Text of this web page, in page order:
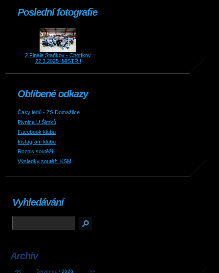
Poslední fotografie
2.Finále Staňkov - Chotíkov
22.3.2025 !MISTŘI!
Oblíbené odkazy
Časy ledů - ZS Domažlice
Pivnice U Šimků
Facebook klubu
Instagram klubu
Rozpis soutěží
Výsledky soutěží KSM
Vyhledávání
Archiv
<< červenec /2026 >>